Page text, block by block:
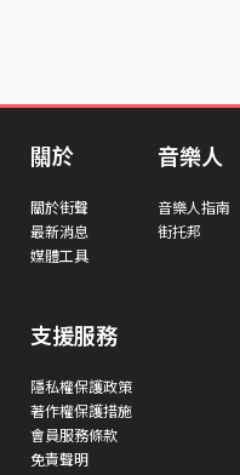
關於
關於街聲
最新消息
媒體工具
音樂人
音樂人指南
街托邦
支援服務
隱私權保護政策
著作權保護措施
會員服務條款
免責聲明